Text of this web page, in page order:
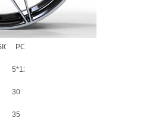
PCD
5*120
30
35